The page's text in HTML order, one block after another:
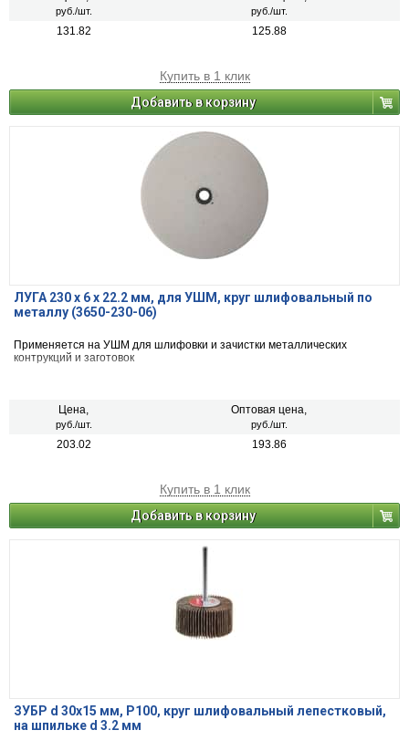
руб./шт. руб./шт.
131.82 125.88
Купить в 1 клик
Добавить в корзину
ЛУГА 230 х 6 х 22.2 мм, для УШМ, круг шлифовальный по
металлу (3650-230-06)
Применяется на УШМ для шлифовки и зачистки металлических
контрукций и заготовок
Цена,
руб./шт.
Оптовая цена,
руб./шт.
203.02 193.86
Купить в 1 клик
Добавить в корзину
ЗУБР d 30x15 мм, P100, круг шлифовальный лепестковый,
на шпильке d 3.2 мм